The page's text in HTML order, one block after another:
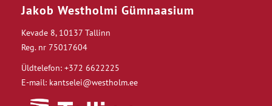
Jakob Westholmi Gümnaasium
Kevade 8, 10137 Tallinn
Reg. nr 75017604
Üldtelefon: +372 6622225
E-mail: kantselei@westholm.ee